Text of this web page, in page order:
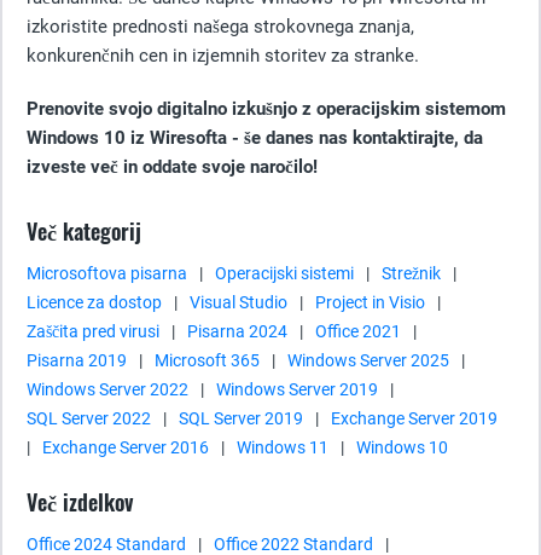
izkoristite prednosti našega strokovnega znanja,
konkurenčnih cen in izjemnih storitev za stranke.
Prenovite svojo digitalno izkušnjo z operacijskim sistemom
Windows 10 iz Wiresofta - še danes nas kontaktirajte, da
izveste več in oddate svoje naročilo!
Več kategorij
Microsoftova pisarna | Operacijski sistemi | Strežnik
|
Licence za dostop
| Visual Studio | Project in Visio
|
Zaščita pred virusi
| Pisarna 2024 | Office 2021
|
Pisarna 2019
| Microsoft 365 | Windows Server 2025
|
Windows Server 2022
| Windows Server 2019
|
SQL Server 2022
| SQL Server 2019 |
Exchange Server 2019
|
Exchange Server 2016 | Windows 11 | Windows 10
Več izdelkov
Office 2024 Standard | Office 2022 Standard
|